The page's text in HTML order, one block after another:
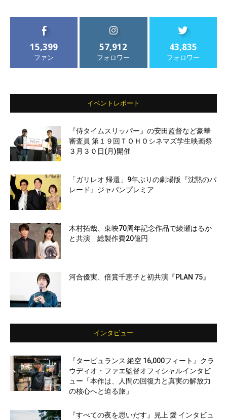
15,399
ファン
57,912
フォロワー
43,835
フォロワー
イベントレポート
『侍タイムスリッパー』の安田監督など豪華
審査員 第１９回ＴＯＨＯシネマズ学生映画祭
３月３０日(月)開催
「ガリレオ 帰還」9年ぶりの劇場版『沈黙のパ
レード』ジャパンプレミア
木村拓哉、東映70周年記念作品で綾瀬はるか
と共演 総製作費20億円
河合優実、倍賞千恵子と初共演『PLAN 75』
インタビュー
『タービュランス 絶空 16,000フィート』クラ
ウディオ・ファエ監督オフィシャルインタビ
ュー「本作は、人間の回復力と真実の解放力
の核心へと迫る旅」
『すべての夜を思いだす』見上 愛 インタビュ